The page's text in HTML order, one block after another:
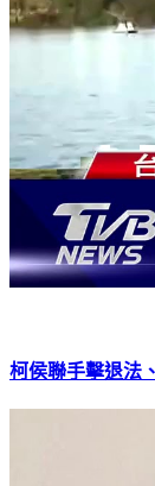
柯侯聯手擊退法